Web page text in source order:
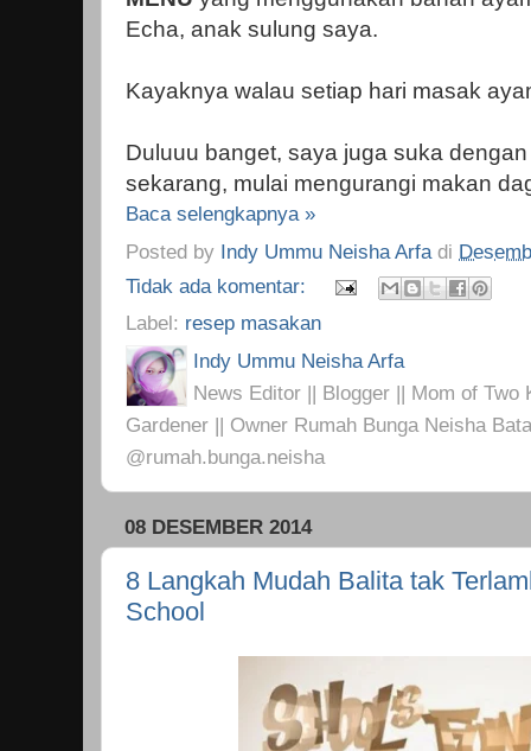
Echa, anak sulung saya.
Kayaknya walau setiap hari masak
Duluuu banget, saya juga suka
sekarang, mulai mengurangi makan
Baca selengkapnya »
Posted by Indy Ummu Neisha Arfa di
Tidak ada komentar:
Label: resep masakan
Indy Ummu Neisha Arfa
News Editor || Blogger || Mom of Two
Gardener || Owner Rumah Bunga Neisha
@rumah.bunga.neisha
08 DESEMBER 2014
8 Langkah Mudah Balita tak
School